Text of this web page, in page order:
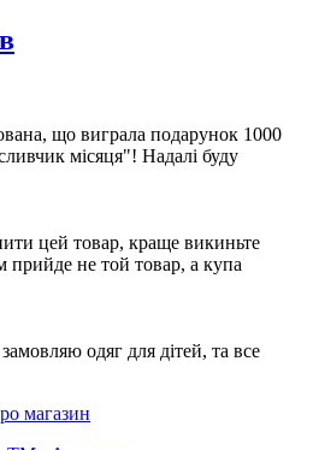
що виграла подарунок 1000
місяця"! Надалі буду
цей товар, краще викиньте
прийде не той товар, а купа
одяг для дітей, та все
магазин